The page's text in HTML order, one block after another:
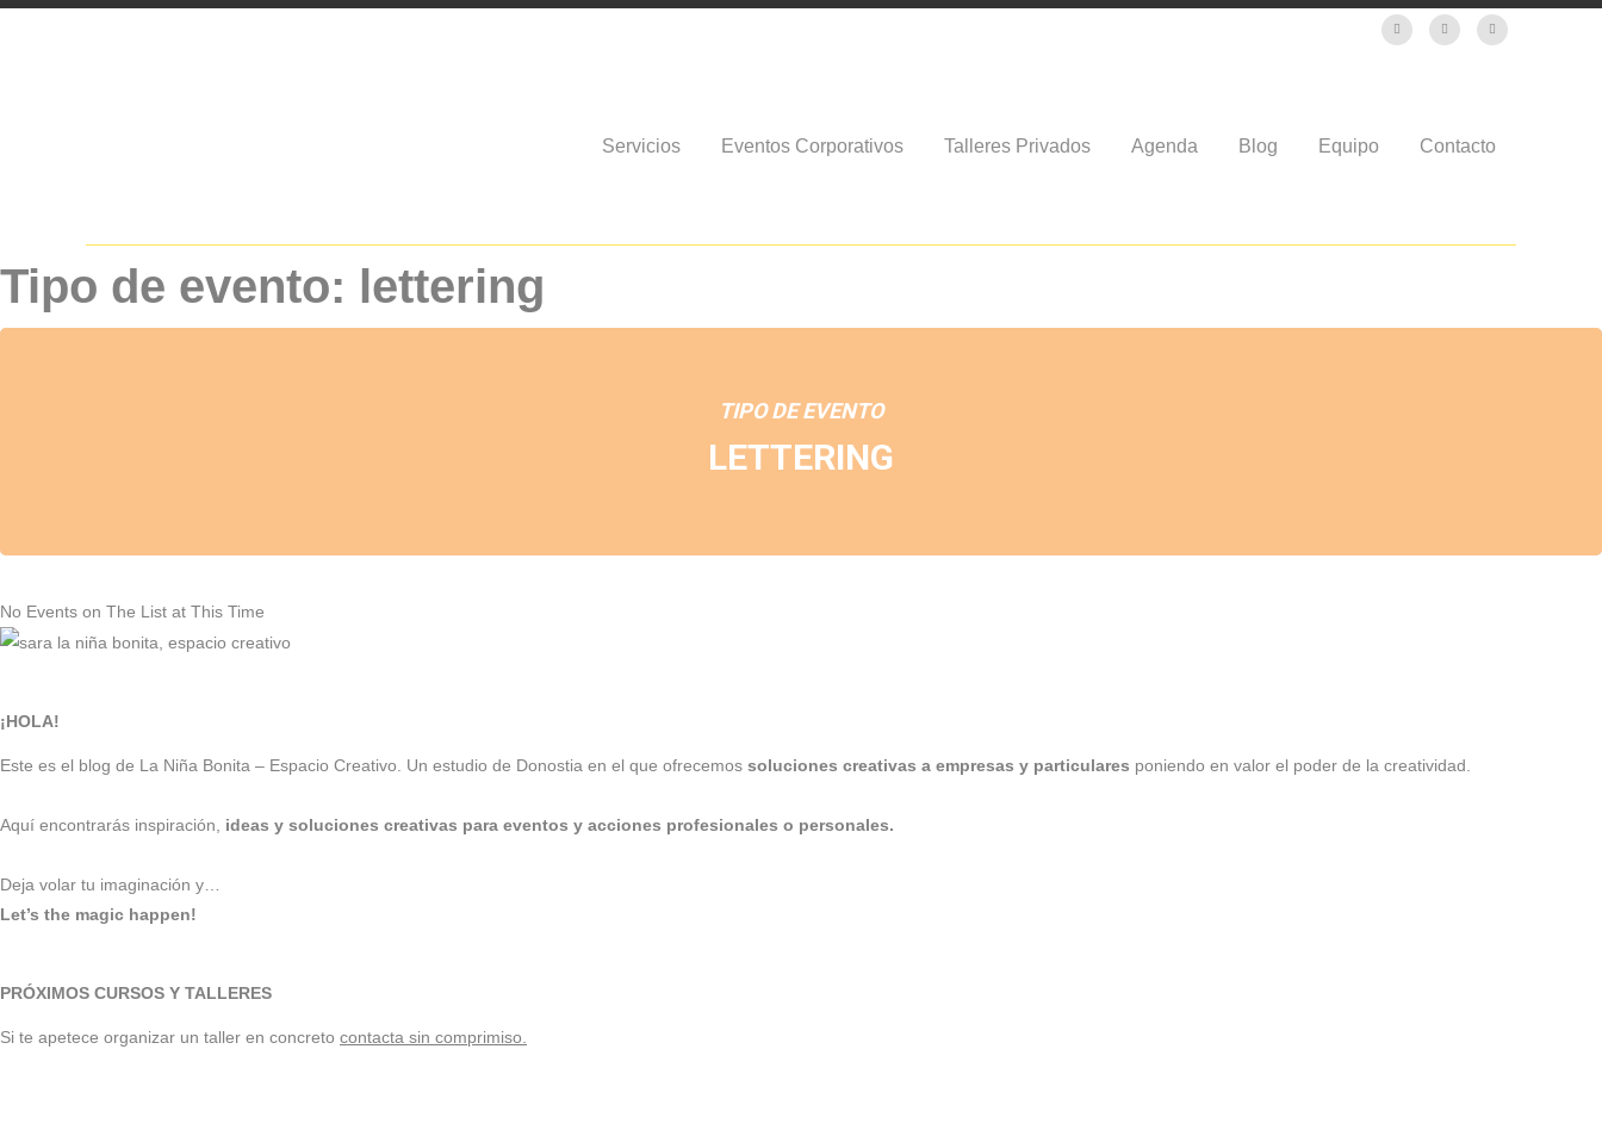
Servicios Eventos Corporativos Talleres Privados Agenda Blog Equipo Contacto
Tipo de evento: lettering
TIPO DE EVENTO
LETTERING
No Events on The List at This Time
¡HOLA!
Este es el blog de La Niña Bonita – Espacio Creativo. Un estudio de Donostia en el que ofrecemos soluciones creativas a empresas y particulares poniendo en valor el poder de la creatividad.
Aquí encontrarás inspiración, ideas y soluciones creativas para eventos y acciones profesionales o personales.
Deja volar tu imaginación y…
Let’s the magic happen!
PRÓXIMOS CURSOS Y TALLERES
Si te apetece organizar un taller en concreto contacta sin comprimiso.